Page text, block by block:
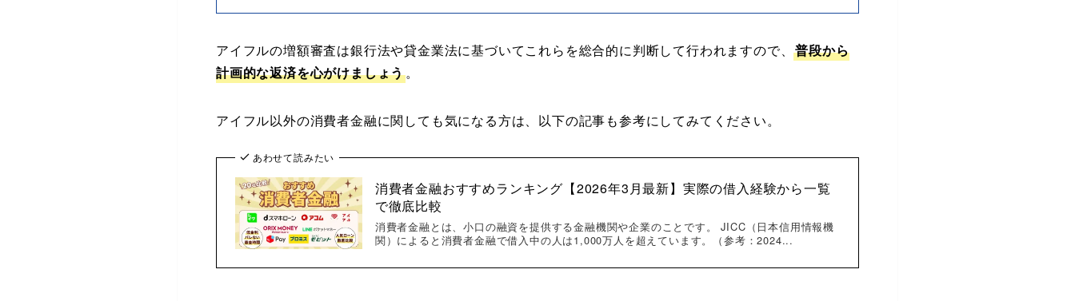
アイフルの増額審査は銀行法や貸金業法に基づいてこれらを総合的に判断して行われますので、普段から
計画的な返済を心がけましょう。
アイフル以外の消費者金融に関しても気になる方は、以下の記事も参考にしてみてください。
あわせて読みたい
消費者金融おすすめランキング【2026年3月最新】実際の借入経験から一覧
で徹底比較
消費者金融とは、小口の融資を提供する金融機関や企業のことです。 JICC（日本信用情報機
関）によると消費者金融で借入中の人は1,000万人を超えています。（参考：2024...